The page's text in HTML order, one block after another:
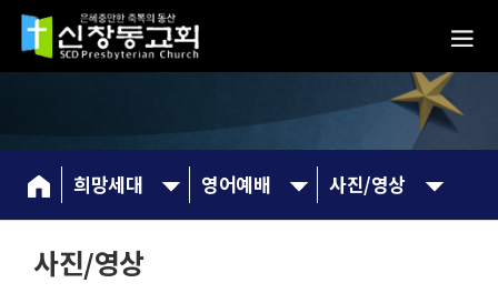
희망세대 영어예배 사진/영상
사진/영상